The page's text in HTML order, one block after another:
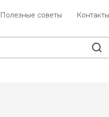
Полезные советы Контакты